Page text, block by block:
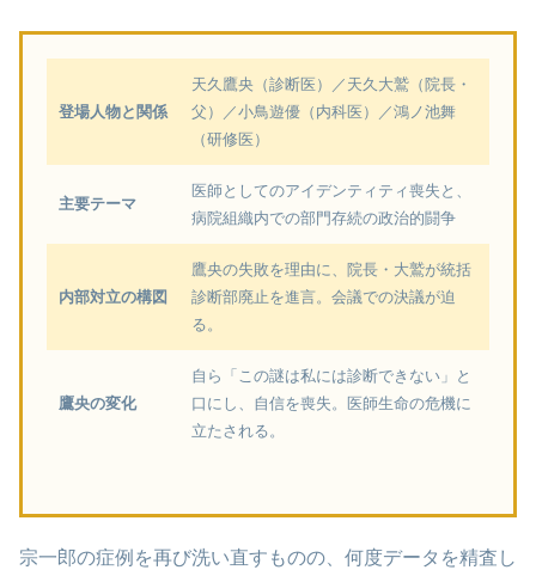
登場人物と関係
天久鷹央（診断医）／天久大鷲（院長・
父）／小鳥遊優（内科医）／鴻ノ池舞
（研修医）
主要テーマ
医師としてのアイデンティティ喪失と、
病院組織内での部門存続の政治的闘争
内部対立の構図
鷹央の失敗を理由に、院長・大鷲が統括
診断部廃止を進言。会議での決議が迫
る。
鷹央の変化
自ら「この謎は私には診断できない」と
口にし、自信を喪失。医師生命の危機に
立たされる。
宗一郎の症例を再び洗い直すものの、何度データを精査し